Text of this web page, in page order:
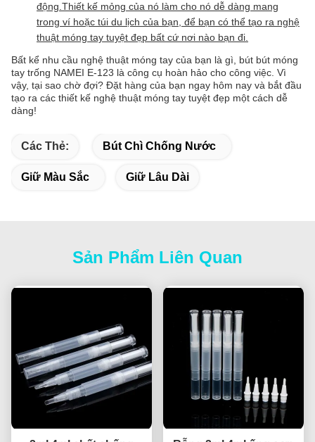
động.Thiết kế mỏng của nó làm cho nó dễ dàng mang
trong ví hoặc túi du lịch của bạn, để bạn có thể tạo ra nghệ
thuật móng tay tuyệt đẹp bất cứ nơi nào bạn đi.
Bất kể nhu cầu nghệ thuật móng tay của bạn là gì, bút bút móng
tay trống NAMEI E-123 là công cụ hoàn hảo cho công việc. Vì
vậy, tại sao chờ đợi? Đặt hàng của bạn ngay hôm nay và bắt đầu
tạo ra các thiết kế nghệ thuật móng tay tuyệt đẹp một cách dễ
dàng!
Các Thẻ: Bút Chì Chống Nước
Giữ Màu Sắc Giữ Lâu Dài
Sản Phẩm Liên Quan